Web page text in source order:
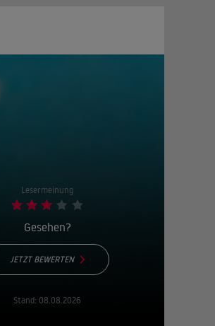
& Infos
Lesermeinung
Gesehen?
JETZT BEWERTEN
Stand: 08.08.2026